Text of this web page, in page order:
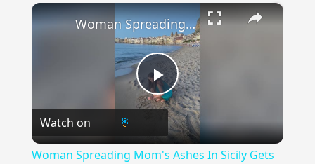
×
Play
Video
Woman Spreading Mom's Ashes In Sicily Gets Surprise Proposal | Happily TV
Watch on
Woman Spreading Mom's Ashes In Sicily Gets